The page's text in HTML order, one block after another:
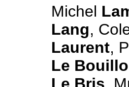
Michel
Lang,
Laurent,
Le
Le Bris ,